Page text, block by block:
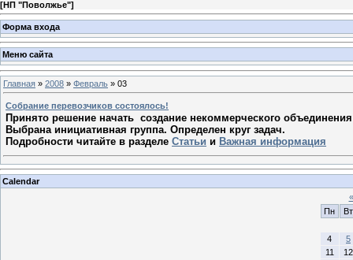
[НП "Поволжье"]
Форма входа
Меню сайта
Главная » 2008 » Февраль » 03
Собрание перевозчиков состоялось!
Принято решение начать создание некоммерческого объединения
Выбрана инициативная группа. Определен круг задач.
Подробности читайте в разделе Статьи и Важная информация
Calendar
«
Пн
Вт
4
5
11
12